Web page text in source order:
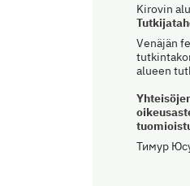
Kirovin
Venäjän
alueen
Тимур